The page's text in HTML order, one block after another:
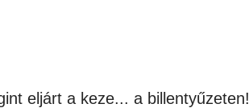
eljárt a keze... a billentyűzeten!